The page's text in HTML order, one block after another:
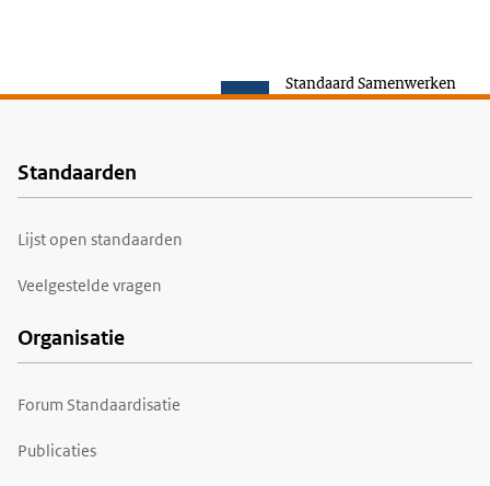
Standaard Samenwerken
Voet
Standaarden
Lijst open standaarden
Veelgestelde vragen
Organisatie
Forum Standaardisatie
Publicaties